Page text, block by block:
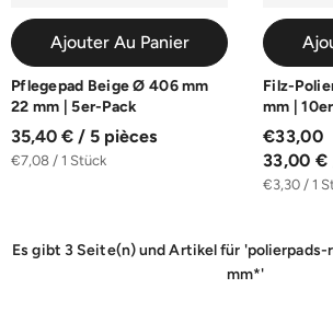
Ajouter Au Panier
Pflegepad Beige Ø 406 mm
22 mm | 5er-Pack
35,40 € / 5 pièces
€7,08 / 1 Stück
Filz-
mm |
€33,00
33,00 €
€3,30 / 1
Es gibt 3 Seite(n) und Artikel für
mm*'